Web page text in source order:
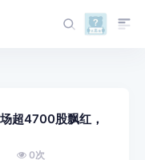
超4700股飘红，
0次